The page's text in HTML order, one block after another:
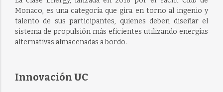
Monaco, es una categoría que gira en torno al ingenio y
talento de sus participantes, quienes deben diseñar el
sistema de propulsión máseficientesutilizando energías
alternativas almacenadas a bordo.
Innovación UC